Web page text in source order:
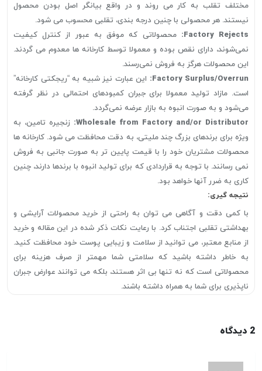
مختلف تقلب به کار می روند و در واقع بیانگر اصل بودن محصول
نیستند. هر محصولی با چنین درجه بندی، تقلبی محسوب می شود.
Factory Rejects:
محصولاتی که موفق به عبور از کنترل کیفیت
نمی‌شوند، دارای نقص بوده و معمولا توسط کارخانه ها معدوم می گردند.
این محصولات هرگز به فروش نمی‌رسند.
Factory Surplus/Overrun:‌
این عبارت نیز شبیه به “ریجکتی کارخانه”
است. مازاد تولید معمولا برای جبران کمبودهای احتمالی در نظر گرفته
می‌شود و به صورت انبوه به بازار عرضه نمی‌گردد.
Wholesale from Factory and/or Distributor:
زنجیره تامین، به
ویژه برای برندهای بزرگ چند ملیتی، به دقت محافظت می شود. کارخانه ها
محصولات مشتریان خود را با قیمت پایین تر به صورت جانبی به فروش
نمی رسانند. با توجه به قراردادی که برای تولید انبوه با برندها دارند، چنین
کاری به ضرر آنها خواهد بود.
نتیجه گیری:
با کمی دقت و آگاهی می توان به راحتی از خرید محصولات آرایشی و
بهداشتی تقلبی اجتناب کرد. با رعایت نکات ذکر شده در این مقاله و خرید
از منابع معتبر، می توانید از سلامت و زیبایی پوست خود محافظت کنید.
به خاطر داشته باشید که سلامتی شما مهمتر از صرف هزینه برای
محصولاتی است که نه تنها بی اثر هستند، بلکه می توانند عوارض جبران
ناپذیری برای شما به همراه داشته باشند.
2 دیدگاه